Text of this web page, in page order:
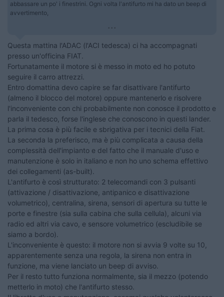
abbassare un po' i finestrini. Ogni volta l'antifurto mi ha dato un beep di
avvertimento,
...
Questa mattina l'ADAC (l'ACI tedesca) ci ha accompagnati
presso un'officina FIAT.
Fortunatamente il motore si è messo in moto ed ho potuto
seguire il carro attrezzi.
Entro domattina devo capire se far disattivare l'antifurto
(almeno il blocco del motore) oppure mantenerlo e risolvere
l'inconveniente con chi probabilmente non conosce il prodotto e
parla il tedesco, forse l'inglese che conoscono in questi lander.
La prima cosa è più facile e sbrigativa per i tecnici della Fiat.
La seconda la preferisco, ma è più complicata a causa della
complessità dell'impianto e del fatto che il manuale d'uso e
manutenzione è solo in italiano e non ho uno schema effettivo
dei collegamenti (as-built).
L'antifurto è così strutturato: 2 telecomandi con 3 pulsanti
(attivazione / disattivazione, antipanico e disattivazione
volumetrico), centralina, sirena, sensori di apertura su tutte le
porte e finestre (sia sulla cabina che sulla cellula), alcuni via
radio ed altri via cavo, e sensore volumetrico (escludibile se
siamo a bordo).
L'inconveniente è questo: il motore non si avvia 9 volte su 10,
apparentemente senza una regola, la sirena non entra in
funzione, ma viene lanciato un beep di avviso.
Per il resto tutto funziona normalmente, sia il mezzo (potendo
metterlo in moto) che l'antifurto stesso.